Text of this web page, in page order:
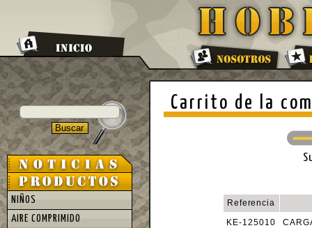
Carrito de la
Referencia
KE-125010
NIÑOS
AIRE COMPRIMIDO